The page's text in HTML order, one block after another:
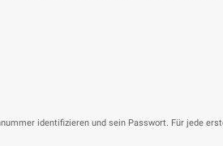
identifizieren und sein Passwort. Für jede